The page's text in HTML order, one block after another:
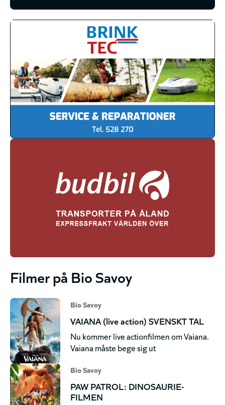
Filmer på Bio Savoy
Bio Savoy
VAIANA (live action) SVENSKT TAL
Nu kommer live actionfilmen om Vaiana.
Vaiana måste bege sig ut
Bio Savoy
PAW PATROL: DINOSAURIE-
FILMEN